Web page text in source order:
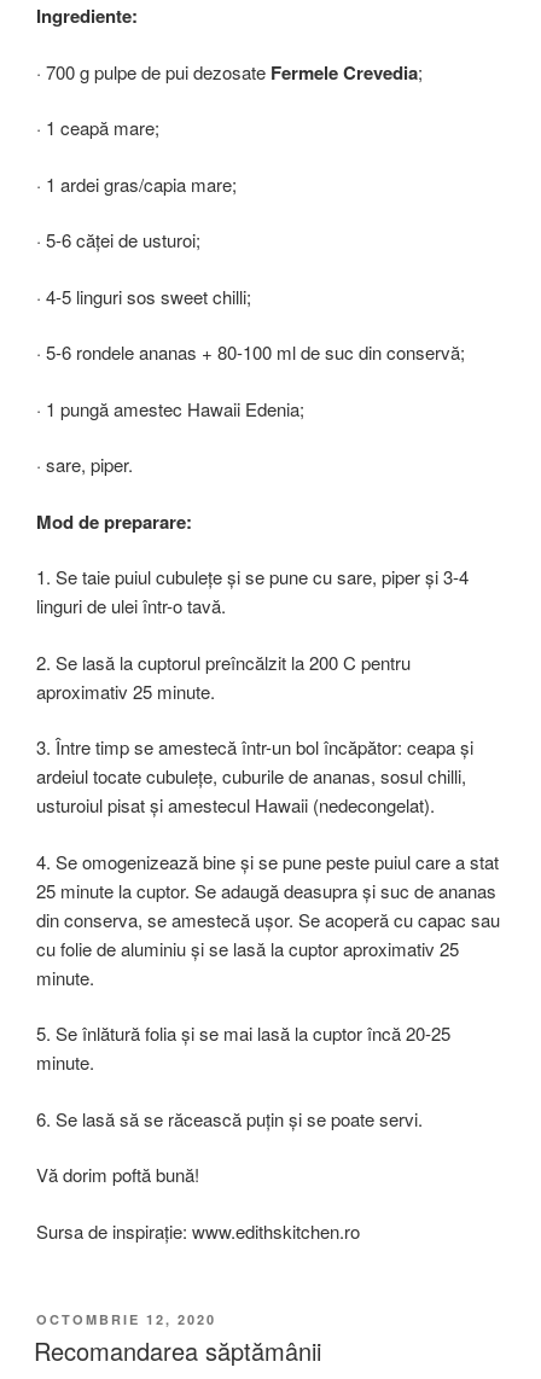
Ingrediente:
· 700 g pulpe de pui dezosate Fermele Crevedia;
· 1 ceapă mare;
· 1 ardei gras/capia mare;
· 5-6 căței de usturoi;
· 4-5 linguri sos sweet chilli;
· 5-6 rondele ananas + 80-100 ml de suc din conservă;
· 1 pungă amestec Hawaii Edenia;
· sare, piper.
Mod de preparare:
1. Se taie puiul cubulețe și se pune cu sare, piper și 3-4
linguri de ulei într-o tavă.
2. Se lasă la cuptorul preîncălzit la 200 C pentru
aproximativ 25 minute.
3. Între timp se amestecă într-un bol încăpător: ceapa și
ardeiul tocate cubulețe, cuburile de ananas, sosul chilli,
usturoiul pisat și amestecul Hawaii (nedecongelat).
4. Se omogenizează bine și se pune peste puiul care a stat
25 minute la cuptor. Se adaugă deasupra și suc de ananas
din conserva, se amestecă ușor. Se acoperă cu capac sau
cu folie de aluminiu și se lasă la cuptor aproximativ 25
minute.
5. Se înlătură folia și se mai lasă la cuptor încă 20-25
minute.
6. Se lasă să se răcească puțin și se poate servi.
Vă dorim poftă bună!
Sursa de inspirație: www.edithskitchen.ro
PUBLICAT
PE
OCTOMBRIE 12, 2020
Recomandarea săptămânii